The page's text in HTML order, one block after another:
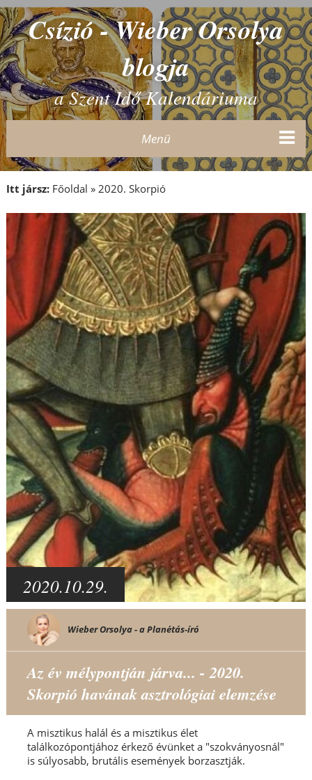
Csízió - Wieber Orsolya
blogja
a Szent Idő Kalendáriuma
Menü
Itt jársz: Főoldal » 2020. Skorpió
2020.10.29.
Wieber Orsolya - a Planétás-író
Az év mélypontján járva... - 2020.
Skorpió havának asztrológiai elemzése
A misztikus halál és a misztikus élet
találkozópontjához érkező évünket a "szokványosnál"
is súlyosabb, brutális események borzasztják.